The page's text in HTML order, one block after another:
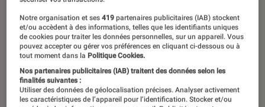
Notre organisation et ses419 partenaires publicitaires (IAB) stockent
et/ou accèdent à des informations, telles que les identifiants uniques
de cookies pour traiter les données personnelles, sur un appareil. Vous
pouvez accepter ou gérer vos préférences en cliquant ci-dessous ou à
tout moment dans la Politique Cookies.
Nos partenaires publicitaires (IAB) traitent des données selon les
finalités suivantes :
Utiliser des données de géolocalisation précises. Analyser activement
les caractéristiques de l’appareil pour l’identification. Stocker et/ou